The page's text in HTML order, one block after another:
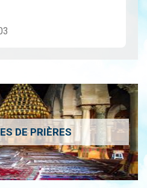
DE PRIÈRES